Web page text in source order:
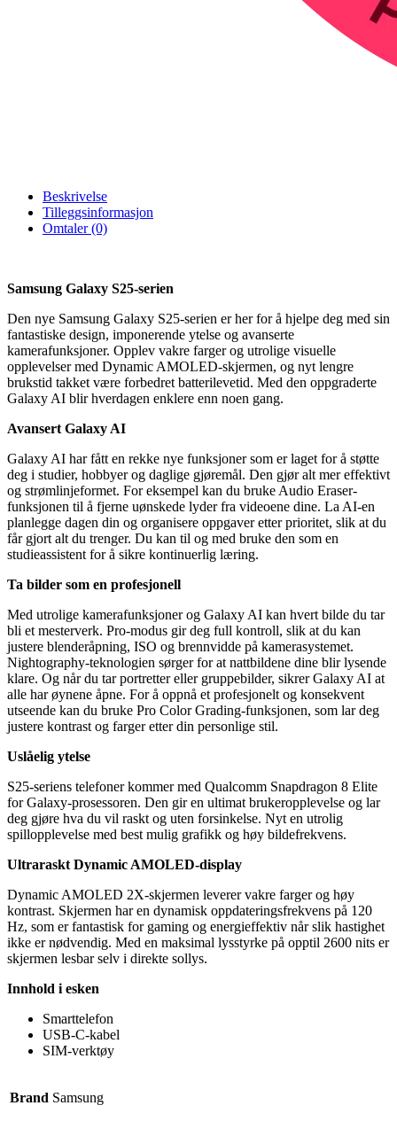
Beskrivelse
Tilleggsinformasjon
Omtaler (0)
Samsung Galaxy S25-serien
Den nye Samsung Galaxy S25-serien er her for å hjelpe deg med sin
fantastiske design, imponerende ytelse og avanserte
kamerafunksjoner. Opplev vakre farger og utrolige visuelle
opplevelser med Dynamic AMOLED-skjermen, og nyt lengre
brukstid takket være forbedret batterilevetid. Med den oppgraderte
Galaxy AI blir hverdagen enklere enn noen gang.
Avansert Galaxy AI
Galaxy AI har fått en rekke nye funksjoner som er laget for å støtte
deg i studier, hobbyer og daglige gjøremål. Den gjør alt mer effektivt
og strømlinjeformet. For eksempel kan du bruke Audio Eraser-
funksjonen til å fjerne uønskede lyder fra videoene dine. La AI-en
planlegge dagen din og organisere oppgaver etter prioritet, slik at du
får gjort alt du trenger. Du kan til og med bruke den som en
studieassistent for å sikre kontinuerlig læring.
Ta bilder som en profesjonell
Med utrolige kamerafunksjoner og Galaxy AI kan hvert bilde du tar
bli et mesterverk. Pro-modus gir deg full kontroll, slik at du kan
justere blenderåpning, ISO og brennvidde på kamerasystemet.
Nightography-teknologien sørger for at nattbildene dine blir lysende
klare. Og når du tar portretter eller gruppebilder, sikrer Galaxy AI at
alle har øynene åpne. For å oppnå et profesjonelt og konsekvent
utseende kan du bruke Pro Color Grading-funksjonen, som lar deg
justere kontrast og farger etter din personlige stil.
Uslåelig ytelse
S25-seriens telefoner kommer med Qualcomm Snapdragon 8 Elite
for Galaxy-prosessoren. Den gir en ultimat brukeropplevelse og lar
deg gjøre hva du vil raskt og uten forsinkelse. Nyt en utrolig
spillopplevelse med best mulig grafikk og høy bildefrekvens.
Ultraraskt Dynamic AMOLED-display
Dynamic AMOLED 2X-skjermen leverer vakre farger og høy
kontrast. Skjermen har en dynamisk oppdateringsfrekvens på 120
Hz, som er fantastisk for gaming og energieffektiv når slik hastighet
ikke er nødvendig. Med en maksimal lysstyrke på opptil 2600 nits er
skjermen lesbar selv i direkte sollys.
Innhold i esken
Smarttelefon
USB-C-kabel
SIM-verktøy
Brand Samsung